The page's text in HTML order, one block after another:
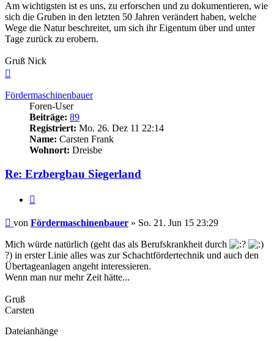
Am wichtigsten ist es uns, zu erforschen und zu dokumentieren, wie
sich die Gruben in den letzten 50 Jahren verändert haben, welche
Wege die Natur beschreitet, um sich ihr Eigentum über und unter
Tage zurück zu erobern.
Gruß Nick
Fördermaschinenbauer
Foren-User
Beiträge: 89
Registriert: Mo. 26. Dez 11 22:14
Name: Carsten Frank
Wohnort: Dreisbe
Re: Erzbergbau Siegerland
Beitrag
von Fördermaschinenbauer » So. 21. Jun 15 23:29
Mich würde natürlich (geht das als Berufskrankheit durch
?) in erster Linie alles was zur Schachtfördertechnik und auch den
Übertageanlagen angeht interessieren.
Wenn man nur mehr Zeit hätte...
Gruß
Carsten
Dateianhänge